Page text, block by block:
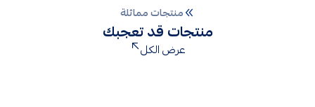
منتجات مماثلة
منتجات قد تعجبك
عرض الكل